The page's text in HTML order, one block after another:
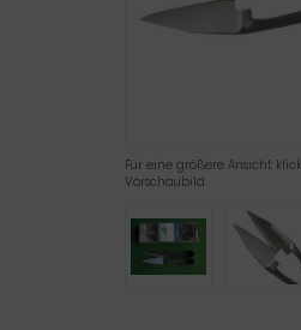
Für eine größere Ansicht
Vorschaubild